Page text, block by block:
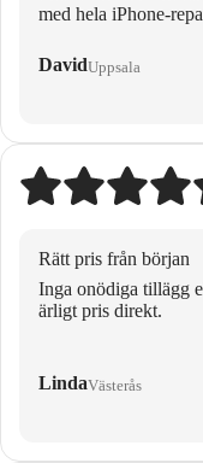
med hela iPhone-
DavidUppsala
Rätt pris från början
Inga onödiga tillägg
ärligt pris direkt.
LindaVästerås